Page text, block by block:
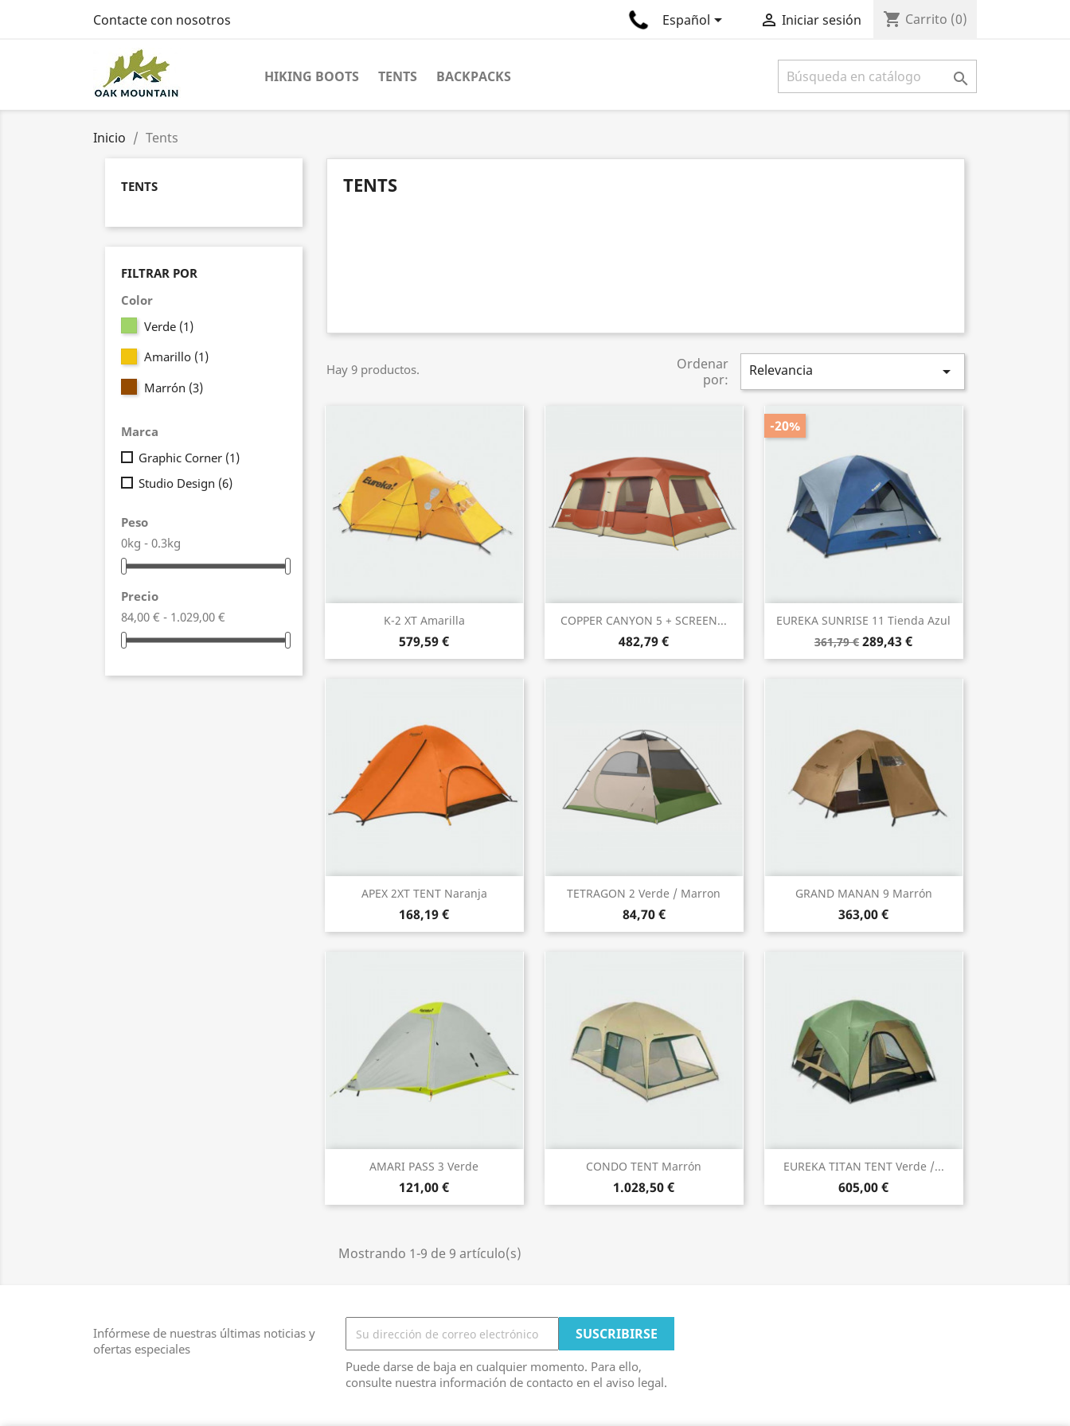
Contacte con nosotros Español  Iniciar sesión shopping_cart Carrito (0)
HIKING BOOTS TENTS BACKPACKS 
Inicio Tents
TENTS
FILTRAR POR
Color
Verde (1)
Amarillo (1)
Marrón (3)
Marca
Graphic Corner (1)
Studio Design (6)
Peso
0kg - 0.3kg
Precio
84,00 € - 1.029,00 €
TENTS
Hay 9 productos.
Ordenar
por:
Relevancia 
K-2 XT Amarilla
579,59 €
Vista rápida COPPER CANYON 5 + SCREEN...
482,79 €
Vista rápida
EUREKA SUNRISE 11 Tienda Azul
361,79 € 289,43 €
-20%
Vista rápida
APEX 2XT TENT Naranja
168,19 €
Vista rápida TETRAGON 2 Verde / Marron
84,70 €
Vista rápida GRAND MANAN 9 Marrón
363,00 €
 Vista rápida
AMARI PASS 3 Verde
121,00 €
Vista rápida CONDO TENT Marrón
1.028,50 €
Vista rápida EUREKA TITAN TENT Verde /...
605,00 €
Vista rápida
Mostrando 1-9 de 9 artículo(s)
Infórmese de nuestras últimas noticias y
ofertas especiales
Puede darse de baja en cualquier momento. Para ello,
consulte nuestra información de contacto en el aviso legal.